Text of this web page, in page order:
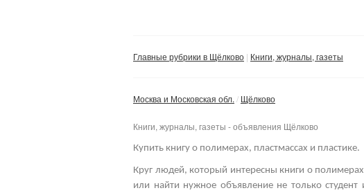
Главные рубрики в Щёлково Книги, журналы, газеты
Москва и Московская обл. Щёлково
Книги, журналы, газеты - объявления Щёлково
Купить книгу о полимерах, пластмассах и пластике.
Круг людей, который интересны книги о
или найти нужное объявление не только